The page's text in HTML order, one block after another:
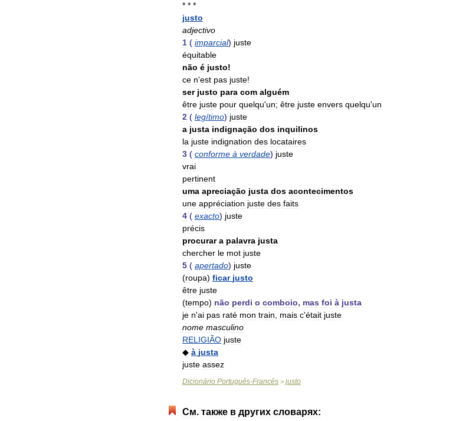
* * *
justo
adjectivo
1 ( imparcial) juste
équitable
não é justo!
ce n'est pas juste!
ser justo para com alguém
être juste pour quelqu'un; être juste envers quelqu'un
2 ( legítimo) juste
a justa indignação dos inquilinos
la juste indignation des locataires
3 ( conforme à verdade) juste
vrai
pertinent
uma apreciação justa dos acontecimentos
une appréciation juste des faits
4 ( exacto) juste
précis
procurar a palavra justa
chercher le mot juste
5 ( apertado) juste
(roupa) ficar justo
être juste
(tempo) não perdi o comboio, mas foi à justa
je n'ai pas raté mon train mais c'était juste
nome masculino
RELIGIÃO juste
◆ à justa
juste assez
Dicionário Português-Francês > justo
См. также в других словарях: